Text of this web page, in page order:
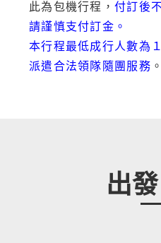
此為包機行程， 付訂後
請謹慎支付訂金。
本行程最低成行人數為
派遣合法領隊隨團服務 。
出